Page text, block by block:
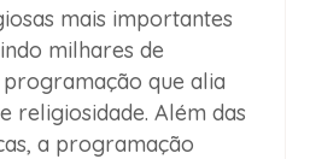
mais importantes
milhares de
que alia
religiosidade. Além das
a programação